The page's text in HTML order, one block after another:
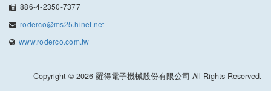
886-4-2350-7377
roderco@ms25.hinet.net
www.roderco.com.tw
Copyright © 2026 羅得電子機械股份有限公司 All Rights Reserved.